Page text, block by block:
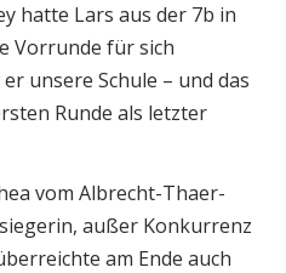
hatte Lars aus der 7b in
Vorrunde für sich
unsere Schule – und das
Runde als letzter
vom Albrecht-Thaer-
außer Konkurrenz
am Ende auch